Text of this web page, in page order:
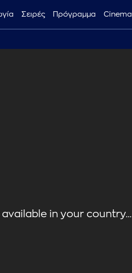
Σειρές Πρόγραμμα Cinema
in your country...